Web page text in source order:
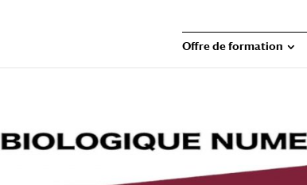
Offre de formation